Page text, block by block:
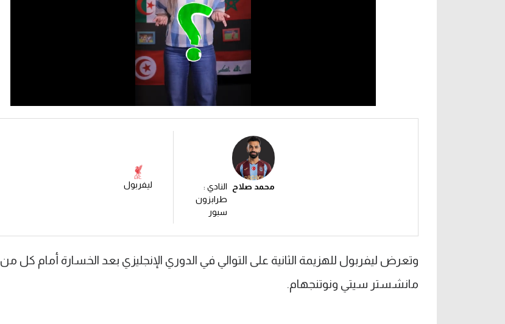
محمد صلاح
النادي :
طرابزون
سبور
ليفربول
وتعرض ليفربول للهزيمة الثانية على التوالي في الدوري الإنجليزي بعد الخسارة أمام كل من
مانشستر سيتي ونوتنجهام.